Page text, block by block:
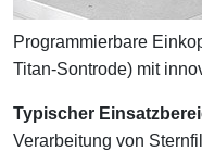
Programmierbare
Titan-Sontrode) mit
Typischer
Verarbeitung von